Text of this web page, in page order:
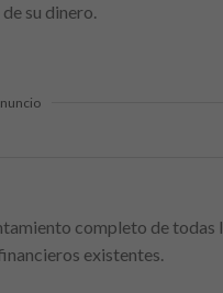
su dinero.
completo de todas
existentes.